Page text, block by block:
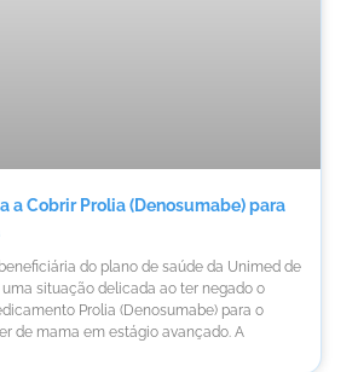
a Cobrir Prolia (Denosumabe) para
do plano de saúde da Unimed de
situação delicada ao ter negado o
Prolia (Denosumabe) para o
de mama em estágio avançado. A